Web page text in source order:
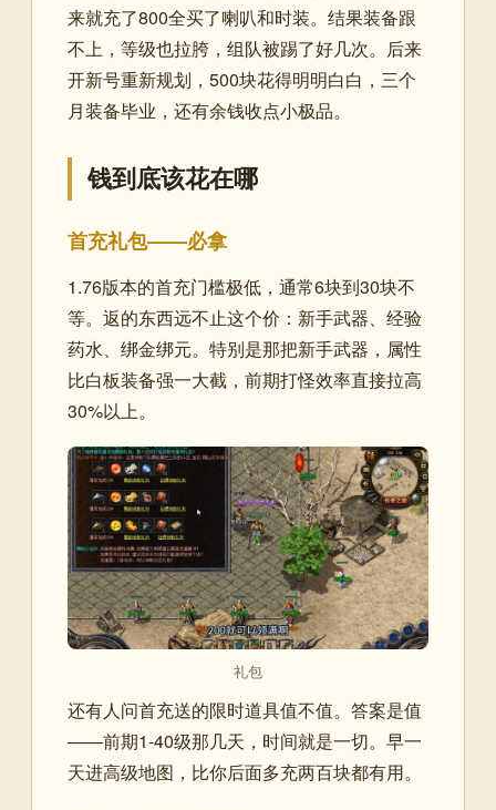
来就充了800全买了喇叭和时装。结果装备跟
不上，等级也拉胯，组队被踢了好几次。后来
开新号重新规划，500块花得明明白白，三个
月装备毕业，还有余钱收点小极品。
钱到底该花在哪
首充礼包——必拿
1.76版本的首充门槛极低，通常6块到30块不
等。返的东西远不止这个价：新手武器、经验
药水、绑金绑元。特别是那把新手武器，属性
比白板装备强一大截，前期打怪效率直接拉高
30%以上。
礼包
还有人问首充送的限时道具值不值。答案是值
——前期1-40级那几天，时间就是一切。早一
天进高级地图，比你后面多充两百块都有用。